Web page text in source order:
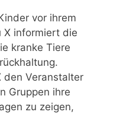
vor ihrem
X informiert die
kranke Tiere
den Veranstalter
Gruppen ihre
zu zeigen,